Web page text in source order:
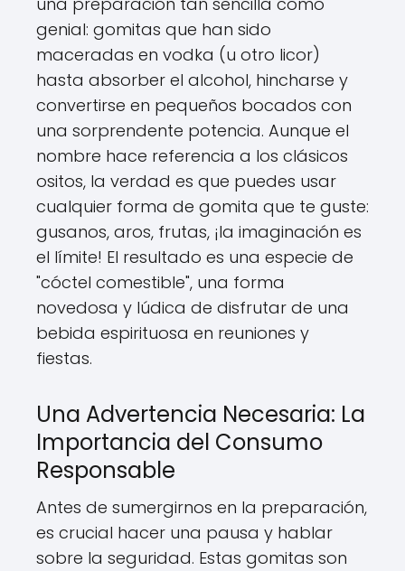
genial: gomitas que han sido
maceradas en vodka (u otro licor)
hasta absorber el alcohol, hincharse y
convertirse en pequeños bocados con
una sorprendente potencia. Aunque el
nombre hace referencia a los clásicos
ositos, la verdad es que puedes usar
cualquier forma de gomita que te guste:
gusanos, aros, frutas, ¡la imaginación es
el límite! El resultado es una especie de
"cóctel comestible", una forma
novedosa y lúdica de disfrutar de una
bebida espirituosa en reuniones y
fiestas.
Una Advertencia Necesaria: La
Importancia del Consumo
Responsable
Antes de sumergirnos en la preparación,
es crucial hacer una pausa y hablar
sobre la seguridad. Estas gomitas son